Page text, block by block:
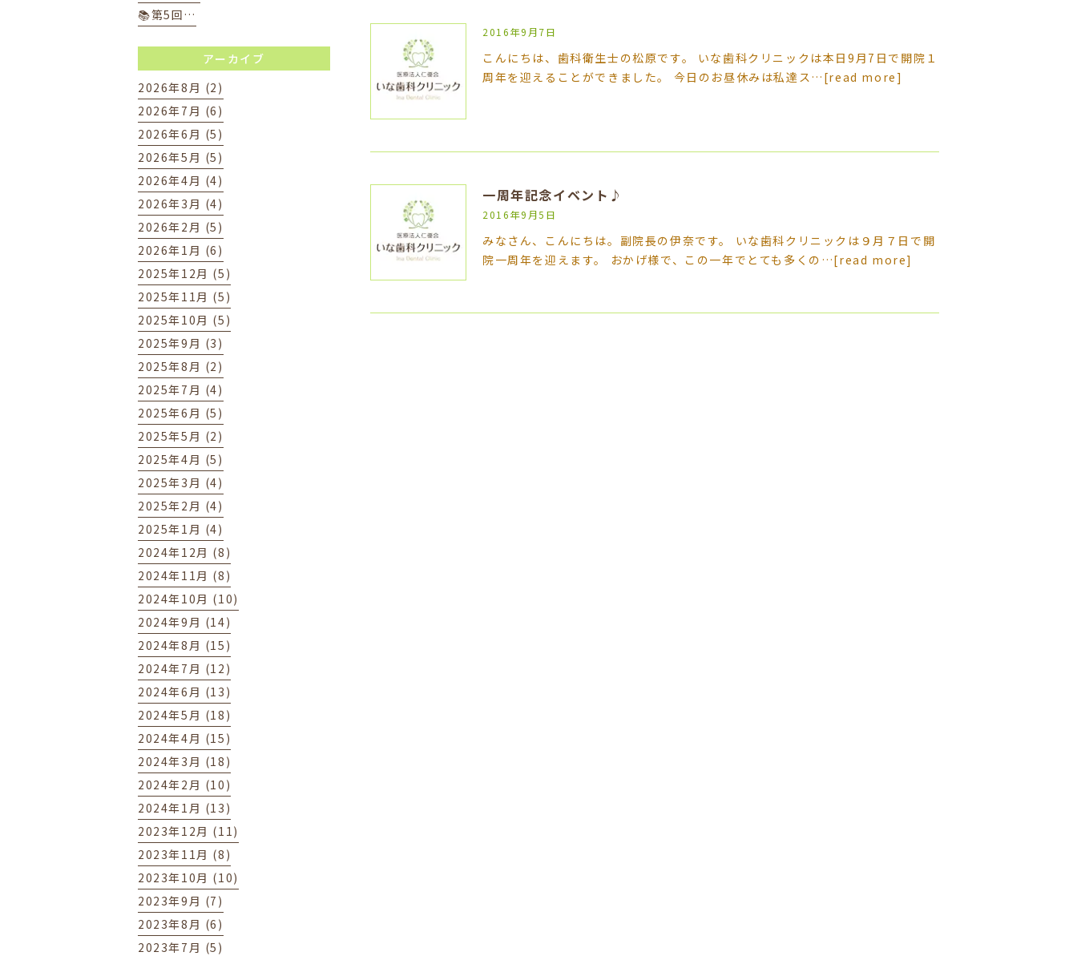
2016年9月7日
こんにちは、歯科衛生士の松原です。 いな歯科クリニックは本日9月7日で開院１
周年を迎えることができました。 今日のお昼休みは私達ス… [read more]
一周年記念イベント♪
2016年9月5日
みなさん、こんにちは。副院長の伊奈です。 いな歯科クリニックは９月７日で開
院一周年を迎えます。 おかげ様で、この一年でとても多くの…[read more]
📚第5回…
アーカイブ
2026年8月 (2)
2026年7月 (6)
2026年6月 (5)
2026年5月 (5)
2026年4月 (4)
2026年3月 (4)
2026年2月 (5)
2026年1月 (6)
2025年12月 (5)
2025年11月 (5)
2025年10月 (5)
2025年9月 (3)
2025年8月 (2)
2025年7月 (4)
2025年6月 (5)
2025年5月 (2)
2025年4月 (5)
2025年3月 (4)
2025年2月 (4)
2025年1月 (4)
2024年12月 (8)
2024年11月 (8)
2024年10月 (10)
2024年9月 (14)
2024年8月 (15)
2024年7月 (12)
2024年6月 (13)
2024年5月 (18)
2024年4月 (15)
2024年3月 (18)
2024年2月 (10)
2024年1月 (13)
2023年12月 (11)
2023年11月 (8)
2023年10月 (10)
2023年9月 (7)
2023年8月 (6)
2023年7月 (5)